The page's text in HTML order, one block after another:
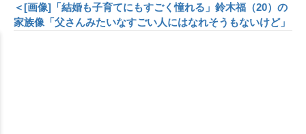
＜[画像]「結婚も子育てにもすごく憧れる」鈴木福（20）の
家族像「父さんみたいなすごい人にはなれそうもないけど」